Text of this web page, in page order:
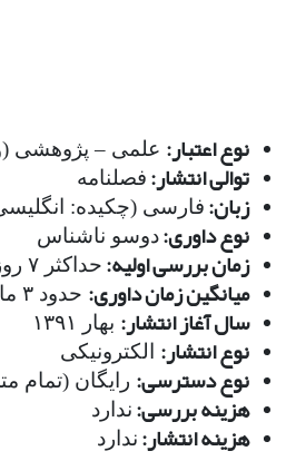
نوع اعتبار: علمی – پژوهشی
توالی انتشار: فصلنامه
زبان: فارسی (چکیده:
نوع داوری:دوسو ناشناس
زمان بررسی اولیه: حداکثر ۷ روز
میانگین زمان داوری: حدود ۳ ماه
سال آغاز انتشار: بهار ۱۳۹۱
نوع انتشار: الکترونیکی
نوع دسترسی: رایگان (تمام
هزینه بررسی: ندارد
هزینه انتشار: ندارد